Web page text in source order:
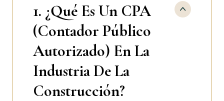
1. ¿Qué Es Un CPA
(Contador Público
Autorizado) En La
Industria De La
Construcción?